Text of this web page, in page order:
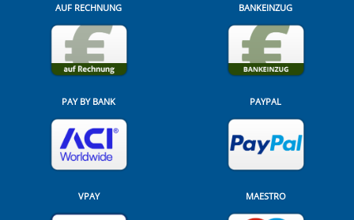
AUF RECHNUNG BANKEINZUG
PAY BY BANK PAYPAL
VPAY MAESTRO